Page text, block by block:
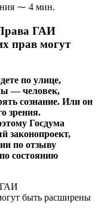
⁓ 4 мин.
Права ГАИ
прав могут
по улице,
— человек,
сознание. Или он
зрения.
Госдума
законопроект,
по отзыву
состоянию